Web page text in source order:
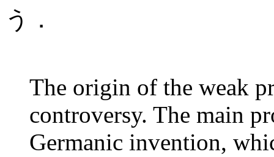
う．
The origin of the weak
controversy. The main
Germanic invention,